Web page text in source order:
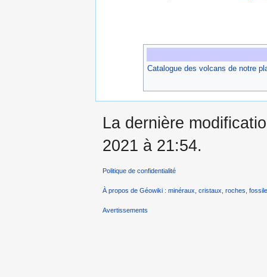
Catalogue des volcans de notre
La dernière
2021 à 21:54.
Politique de confidentialité
À propos de Géowiki : minéraux, cristaux, roches,
Avertissements